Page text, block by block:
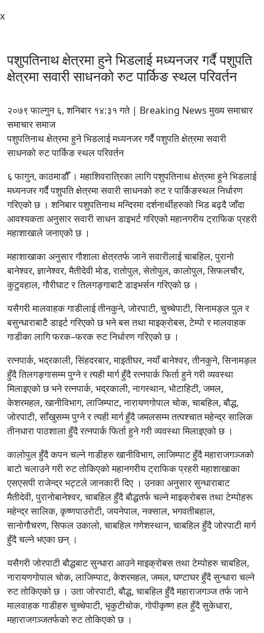
x
पशुपतिनाथ क्षेत्रमा हुने भिडलाई मध्यनजर गर्दै पशुपति
क्षेत्रमा सवारी साधनको रुट पार्किङ स्थल परिवर्तन
२०७९ फाल्गुन ६, शनिबार १४:३१ गते | Breaking News मुख्य समाचार
समाचार समाज
पशुपतिनाथ क्षेत्रमा हुने भिडलाई मध्यनजर गर्दै पशुपति क्षेत्रमा सवारी
साधनको रुट पार्किङ स्थल परिवर्तन
६ फागुन, काठमाडौँ । महाशिवरात्रिका लागि पशुपतिनाथ क्षेत्रमा हुने भिडलाई
मध्यनजर गर्दै पशुपति क्षेत्रमा सवारी साधनको रुट र पार्किङस्थल निर्धारण
गरिएको छ । शनिबार पशुपतिनाथ मन्दिरमा दर्शनार्थीहरुको भिड बढ्दै जाँदा
आवश्यकता अनुसार सवारी साधन डाइभर्ट गरिएको महानगरीय ट्राफिक प्रहरी
महाशाखाले जनाएको छ ।
महाशाखाका अनुसार गौशाला क्षेत्रतर्फ जाने सवारीलाई चाबहिल, पुरानो
बानेश्वर, ज्ञानेश्वर, मैतीदेवी मोड, रातोपुल, सेतोपुल, कालोपुल, सिफलचौर,
कुटुवहाल, गौरीघाट र तिलगङ्गाबाटै डाइभर्सन गरिएको छ ।
यसैगरी मालवाहक गाडीलाई तीनकुने, जोरपाटी, चुच्चेपाटी, सिनामङ्ल पुल र
बसुन्धाराबाटै डाइर्ट गरिएको छ भने बस तथा माइक्रोबस, टेम्पो र मालवाहक
गाडीका लागि फरक–फरक रुट निर्धारण गरिएको छ ।
रत्नपार्क, भद्रकाली, सिंहदरबार, माइतीघर, नयाँ बानेश्वर, तीनकुने, सिनामङ्ल
हुँदै तिलगङ्गासम्म पुग्ने र त्यही मार्ग हुँदै रत्नपार्क फिर्ता हुने गरी व्यवस्था
मिलाइएको छ भने रत्नपार्क, भद्रकाली, नागस्थान, भोटाहिटी, जमल,
केशरमहल, खानीविभाग, लाजिम्पाट, नारायणगोपाल चोक, चाबहिल, बौद्ध,
जोरपाटी, साँखुसम्म पुग्ने र त्यही मार्ग हुँदै जमलसम्म तत्पश्चात महेन्द्र सालिक
तीनधारा पाठशाला हुँदै रत्नपार्क फिर्ता हुने गरी व्यवस्था मिलाइएको छ ।
कालोपुल हुँदै कपन चल्ने गाडीहरु खानीविभाग, लाजिम्पाट हुँदै महाराजगञ्जको
बाटो चलाउने गरी रुट तोकिएको महानगरीय ट्राफिक प्रहरी महाशाखाका
एसएसपी राजेन्द्र भट्टले जानकारी दिए । उनका अनुसार सुन्धाराबाट
मैतीदेवी, पुरानोबानेश्वर, चाबहिल हुँदै बौद्धतर्फ चल्ने माइक्रोबस तथा टेम्पोहरू
महेन्द्र सालिक, कृष्णपाउरोटी, जयनेपाल, नक्साल, भगवतीबहाल,
सानोगौचरण, सिफल उकालो, चाबहिल गणेशस्थान, चाबहिल हुँदै जोरपाटी मार्ग
हुँदै चल्ने भएका छन् ।
यसैगरी जोरपाटी बौद्धबाट सुन्धारा आउने माइक्रोबस तथा टेम्पोहरु चाबहिल,
नारायणगोपाल चोक, लाजिम्पाट, केशरमहल, जमल, घण्टाघर हुँदै सुन्धारा चल्ने
रुट तोकिएको छ । उता जोरपाटी, बौद्ध, चाबहिल हुँदै महाराजगञ्ज तर्फ जाने
मालवाहक गाडीहरु चुच्चेपाटी, भृकुटीचोक, गोपीकृष्ण हल हुँदै सुकेधारा,
महाराजगञ्जतर्फको रुट तोकिएको छ ।